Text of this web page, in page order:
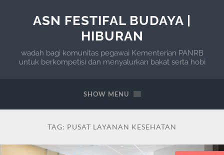
ASN FESTIFAL BUDAYA |
HIBURAN
wadah bagi komunitas pegawai Kementerian PANRB
untuk berkompetisi dan menyalurkan bakat serta hobi
SHOW MENU
TAG: PUSAT LAYANAN KESEHATAN